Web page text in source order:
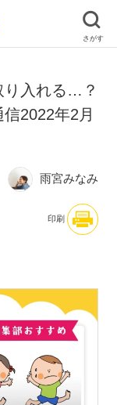
り入れる…？
2022年2月
雨宮みなみ
印刷